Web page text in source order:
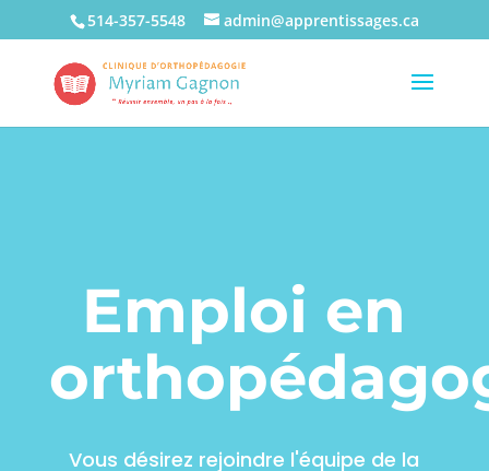
514-357-5548 admin@apprentissages.ca
Emploi en
Vous désirez rejoindre l'équipe de la